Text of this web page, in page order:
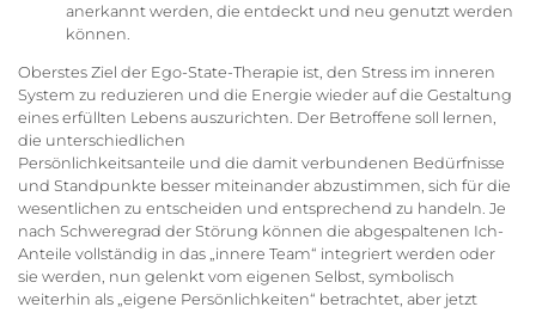
anerkannt werden, die entdeckt und neu genutzt werden
können.
Oberstes Ziel der Ego-State-Therapie ist, den Stress im inneren
System zu reduzieren und die Energie wieder auf die Gestaltung
eines erfüllten Lebens auszurichten. Der Betroffene soll lernen,
die unterschiedlichen
Persönlichkeitsanteile und die damit verbundenen Bedürfnisse
und Standpunkte besser miteinander abzustimmen, sich für die
wesentlichen zu entscheiden und entsprechend zu handeln. Je
nach Schweregrad der Störung können die abgespaltenen Ich-
Anteile vollständig in das „innere Team“ integriert werden oder
sie werden, nun gelenkt vom eigenen Selbst, symbolisch
weiterhin als „eigene Persönlichkeiten“ betrachtet, aber jetzt